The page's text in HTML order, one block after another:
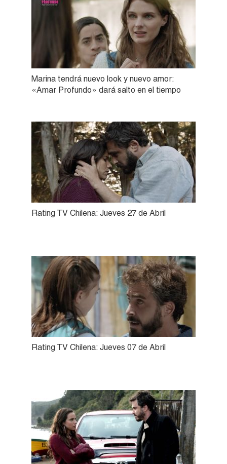
Marina tendrá nuevo look y nuevo amor:
«Amar Profundo» dará salto en el tiempo
Rating TV Chilena: Jueves 27 de Abril
Rating TV Chilena: Jueves 07 de Abril